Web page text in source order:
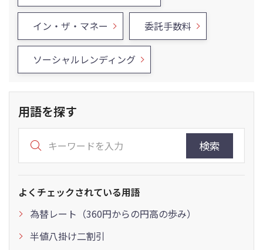
イン・ザ・マネー 委託手数料
ソーシャルレンディング
用語を探す
検索
よくチェックされている用語
為替レート（360円からの円高の歩み）
半値八掛け二割引